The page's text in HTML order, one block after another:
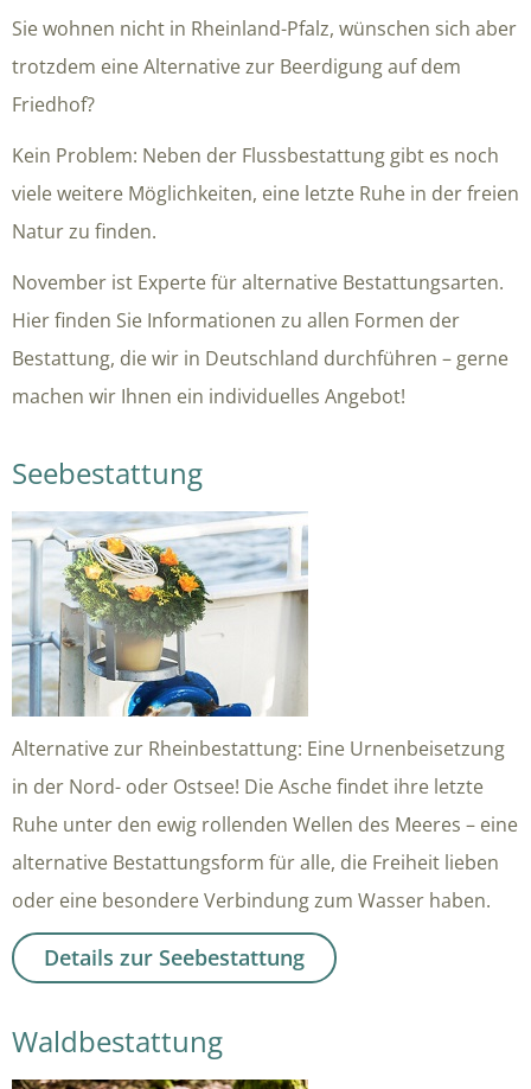
Sie wohnen nicht in Rheinland-Pfalz, wünschen sich aber
trotzdem eine Alternative zur Beerdigung auf dem
Friedhof?
Kein Problem: Neben der Flussbestattung gibt es noch
viele weitere Möglichkeiten, eine letzte Ruhe in der freien
Natur zu finden.
November ist Experte für alternative Bestattungsarten.
Hier finden Sie Informationen zu allen Formen der
Bestattung, die wir in Deutschland durchführen – gerne
machen wir Ihnen ein individuelles Angebot!
Seebestattung
Alternative zur Rheinbestattung: Eine Urnenbeisetzung
in der Nord- oder Ostsee! Die Asche findet ihre letzte
Ruhe unter den ewig rollenden Wellen des Meeres – eine
alternative Bestattungsform für alle, die Freiheit lieben
oder eine besondere Verbindung zum Wasser haben.
Details zur Seebestattung
Waldbestattung